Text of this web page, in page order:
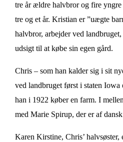
tre år ældre halvbror og fire yngre
tre og et år. Kristian er ”uægte
halvbror, arbejder ved
udsigt til at købe sin egen gård.
Chris – som han kalder sig i sit
ved landbruget først i staten
han i 1922 køber en farm. I
med Marie Spirup, der er af
Karen Kirstine, Chris’ halvsøster,